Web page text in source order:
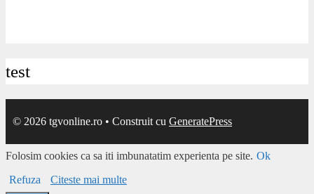
test
© 2026 tgvonline.ro • Construit cu GeneratePress
Folosim cookies ca sa iti imbunatatim experienta pe site. Ok
Refuza
Citeste mai multe